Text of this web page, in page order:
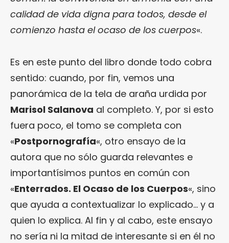
calidad de vida digna para todos, desde el
comienzo hasta el ocaso de los cuerpos«.
Es en este punto del libro donde todo cobra
sentido: cuando, por fin, vemos una
panorámica de la tela de araña urdida por
Marisol Salanova al completo. Y, por si esto
fuera poco, el tomo se completa con
«Postpornografía«, otro ensayo de la
autora que no sólo guarda relevantes e
importantísimos puntos en común con
«Enterrados. El Ocaso de los Cuerpos«, sino
que ayuda a contextualizar lo explicado… y a
quien lo explica. Al fin y al cabo, este ensayo
no sería ni la mitad de interesante si en él no